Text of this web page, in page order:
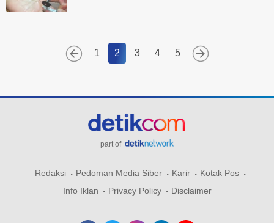
1 2 3 4 5
part of
Redaksi Pedoman Media Siber Karir
Kotak Pos
Info Iklan
Privacy Policy Disclaimer